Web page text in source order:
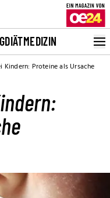
DIÄTMEDIZIN
Proteine als Ursache